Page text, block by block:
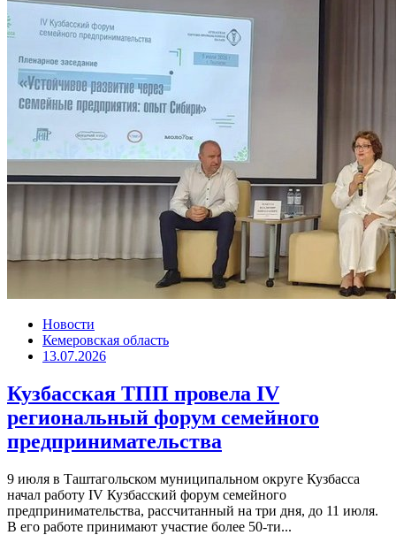
Новости
Кемеровская область
13.07.2026
Кузбасская ТПП провела IV
региональный форум семейного
предпринимательства
9 июля в Таштагольском муниципальном округе Кузбасса
начал работу IV Кузбасский форум семейного
предпринимательства, рассчитанный на три дня, до 11 июля.
В его работе принимают участие более 50-ти...